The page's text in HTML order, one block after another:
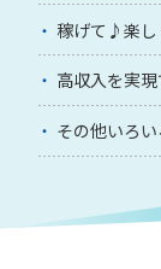
稼げて♪楽し
高収入を実
その他いろい